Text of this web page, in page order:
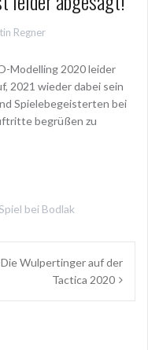
Regner
Modelling 2020 leider
2021 wieder dabei sein
Spielebegeisterten bei
begrüßen zu
bei Bodlak
Die Wulpertinger auf der
Tactica 2020